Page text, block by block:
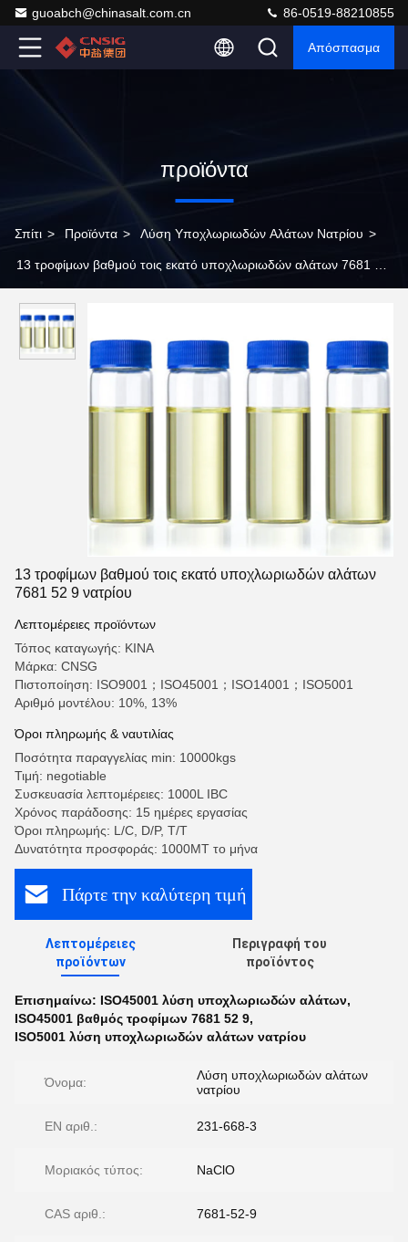
guoabch@chinasalt.com.cn 86-0519-88210855
Απόσπασμα
προϊόντα
Σπίτι > Προϊόντα > Λύση Υποχλωριωδών Αλάτων Νατρίου >
13 τροφίμων βαθμού τοις εκατό υποχλωριωδών αλάτων 7681 52
13 τροφίμων βαθμού τοις εκατό υποχλωριωδών αλάτων
7681 52 9 νατρίου
Λεπτομέρειες προϊόντων
Τόπος καταγωγής: ΚΙΝΑ
Μάρκα: CNSG
Πιστοποίηση: ISO9001；ISO45001；ISO14001；ISO5001
Αριθμό μοντέλου: 10%, 13%
Όροι πληρωμής & ναυτιλίας
Ποσότητα παραγγελίας min: 10000kgs
Τιμή: negotiable
Συσκευασία λεπτομέρειες: 1000L IBC
Χρόνος παράδοσης: 15 ημέρες εργασίας
Όροι πληρωμής: L/C, D/P, T/T
Δυνατότητα προσφοράς: 1000MT το μήνα
Πάρτε την καλύτερη τιμή
Λεπτομέρειες
προϊόντων
Περιγραφή του
προϊόντος
Επισημαίνω: ISO45001 λύση υποχλωριωδών αλάτων,
ISO45001 βαθμός τροφίμων 7681 52 9,
ISO5001 λύση υποχλωριωδών αλάτων νατρίου
Όνομα:
Λύση υποχλωριωδών αλάτων
νατρίου
EN αριθ.: 231-668-3
Μοριακός τύπος: NaClO
CAS αριθ.: 7681-52-9